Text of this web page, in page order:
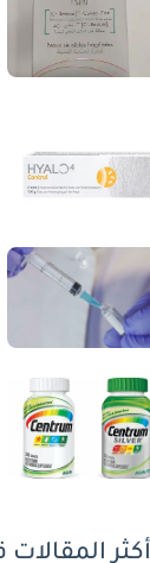
أكثر المقالات